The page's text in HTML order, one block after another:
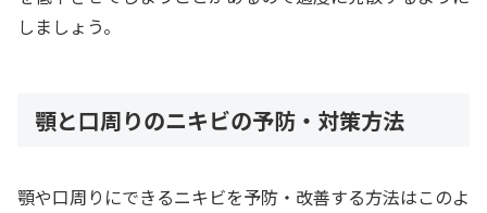
しましょう。
顎と口周りのニキビの予防・対策方法
顎や口周りにできるニキビを予防・改善する方法はこのよ